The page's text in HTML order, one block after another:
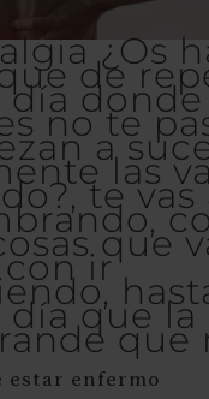
¿Os
de
donde
no te
a
las
te vas
que
con ir
que la
que
estar enfermo